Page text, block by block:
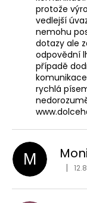
protože
vedlejší
nemohu
dotazy ale
odpovědní
případě
rychlá
M |